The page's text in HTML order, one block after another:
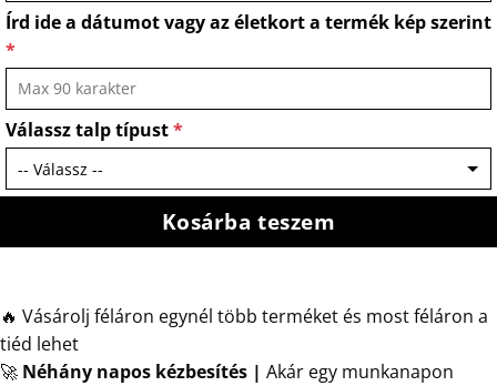
Írd ide a dátumot vagy az életkort a termék kép szerint
*
Válassz talp típust*
Kosárba teszem
🔥 Vásárolj féláron egynél több terméket és most féláron a
tiéd lehet
🚀 Néhány napos kézbesítés | Akár egy munkanapon